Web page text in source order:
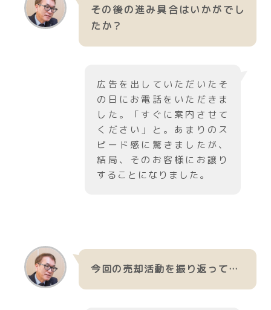
その後の進み具合はいかがでし
たか？
広告を出していただいたそ
の日にお電話をいただきま
した。「すぐに案内させて
ください」と。あまりのス
ピード感に驚きましたが、
結局、そのお客様にお譲り
することになりました。
今回の売却活動を振り返って…